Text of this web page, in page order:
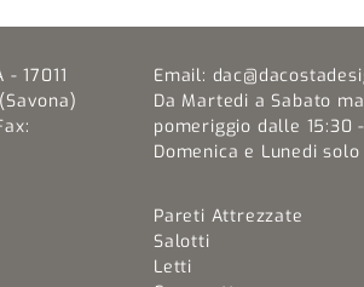
17011
Email:
Da Martedi a Sabato
pomeriggio dalle 15:30
Domenica e Lunedi
Pareti Attrezzate
Salotti
Letti